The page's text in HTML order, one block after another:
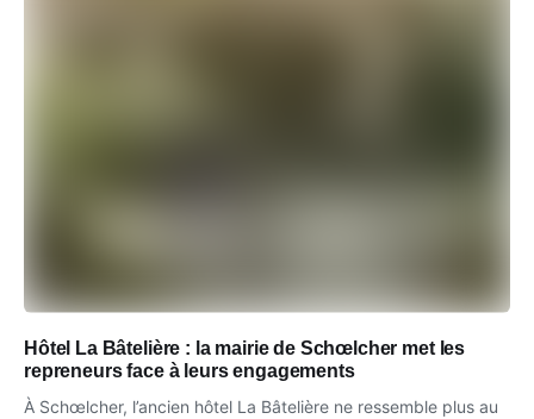
Hôtel La Bâtelière : la mairie de Schœlcher met les
repreneurs face à leurs engagements
À Schœlcher, l’ancien hôtel La Bâtelière ne ressemble plus au